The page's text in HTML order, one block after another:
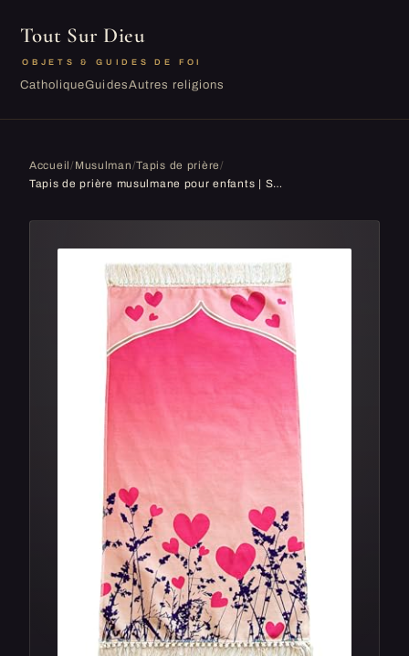
Tout Sur Dieu
OBJETS & GUIDES DE FOI
CatholiqueGuidesAutres religions
Accueil/ Musulman/Tapis de prière/
Tapis de prière musulmane pour enfants | Sajadah au design unique imprimé numériquement | Tapis de prière islamique doux | Cadeaux islamiques parfa...